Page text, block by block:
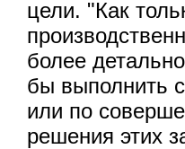
цели. "Как
более
бы выполнить
или по
решения этих